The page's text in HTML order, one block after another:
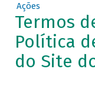
Ações
Termos
Política
do Site